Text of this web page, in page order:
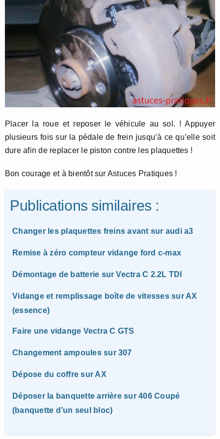
Placer la roue et reposer le véhicule au sol. ! Appuyer
plusieurs fois sur la pédale de frein jusqu’à ce qu’elle soit
dure afin de replacer le piston contre les plaquettes !
Bon courage et à bientôt sur Astuces Pratiques !
Publications similaires :
Changer les plaquettes freins avant sur audi a3
Remise à zéro compteur vidange ford c-max
Démontage de batterie sur Vectra C 2.2L TDI
Vidange et remplissage boîte de vitesses sur AX
(essence)
Faire une vidange Vectra C GTS
Changement ampoules sur 307
Dépose du coffre sur AX
Déposer la banquette arrière sur 406 Coupé
(banquette d’un seul bloc)